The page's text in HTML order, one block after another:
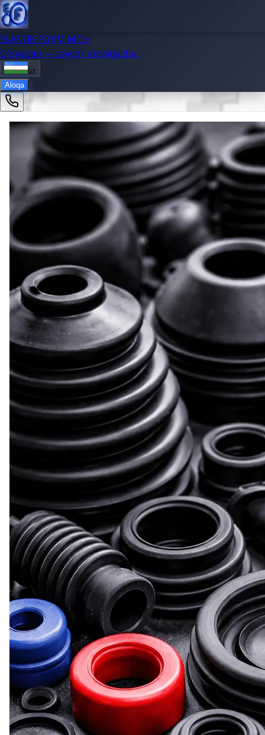
ELASTIK FORM MChJ
Gʻoyadan — tayyor detalgacha.
uz
Aloqa